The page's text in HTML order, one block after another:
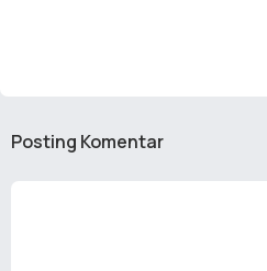
Posting Komentar